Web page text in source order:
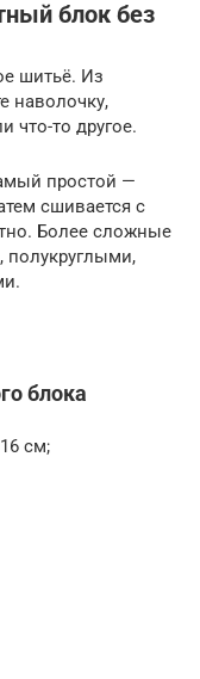
блок без
шитьё. Из
наволочку,
что-то другое.
простой —
сшивается с
Более сложные
полукруглыми,
блока
см;